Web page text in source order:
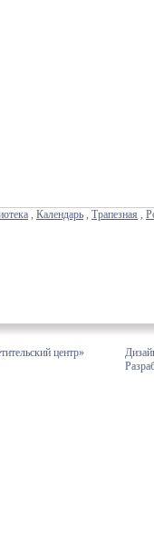
, Календарь , Трапезная ,
центр»